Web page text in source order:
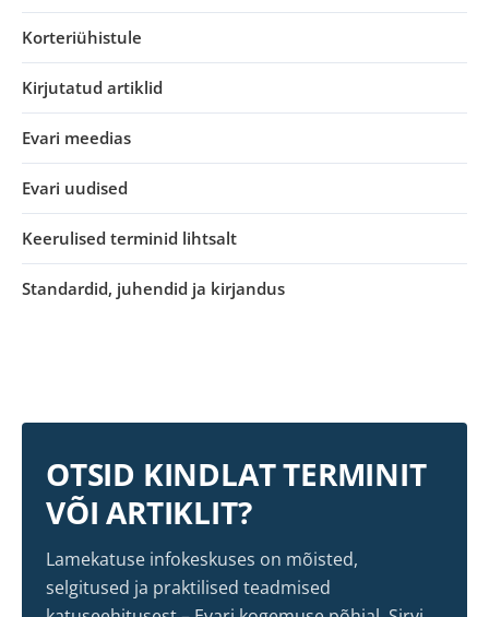
Korteriühistule
Kirjutatud artiklid
Evari meedias
Evari uudised
Keerulised terminid lihtsalt
Standardid, juhendid ja kirjandus
OTSID KINDLAT TERMINIT
VÕI ARTIKLIT?
Lamekatuse infokeskuses on mõisted,
selgitused ja praktilised teadmised